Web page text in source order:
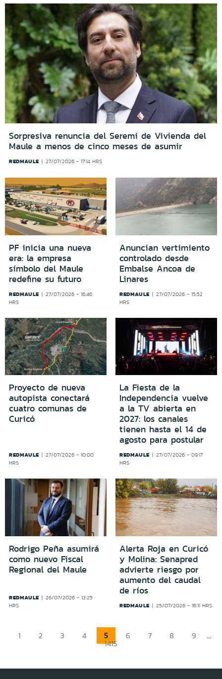
Sorpresiva renuncia del Seremi de Vivienda del
Maule a menos de cinco meses de asumir
REDMAULE 27/07/2026 - 17:14 HRS
PF inicia una nueva
era: la empresa
símbolo del Maule
redefine su futuro
REDMAULE
27/07/2026 - 16:46
HRS
Anuncian vertimiento
controlado desde
Embalse Ancoa de
Linares
REDMAULE
27/07/2026 - 15:52
HRS
Proyecto de nueva
autopista conectará
cuatro comunas de
Curicó
REDMAULE
27/07/2026 - 10:00
HRS
La Fiesta de la
Independencia vuelve
a la TV abierta en
2027: los canales
tienen hasta el 14 de
agosto para postular
REDMAULE
27/07/2026 - 09:17
HRS
Rodrigo Peña asumirá
como nuevo Fiscal
Regional del Maule
REDMAULE
26/07/2026 - 13:25
HRS
Alerta Roja en Curicó
y Molina: Senapred
advierte riesgo por
aumento del caudal
de ríos
REDMAULE 25/07/2026 - 16:11 HRS
1 2 3 4 5 6 7 8 9 ...
1415